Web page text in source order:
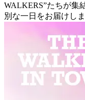
WALKERS”たちが集
別な一日をお届けしま